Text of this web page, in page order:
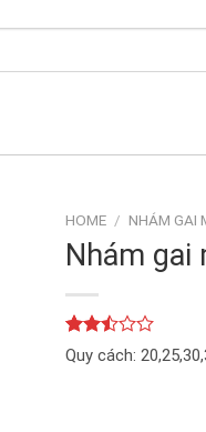
HOME / NHÁM GAI
Nhám gai
Rated
2.50
2
Quy cách: